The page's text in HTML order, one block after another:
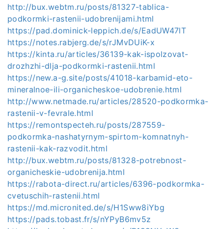
http://bux.webtm.ru/posts/81327-tablica-
podkormki-rastenii-udobrenijami.html
https://pad.dominick-leppich.de/s/EadUW47lT
https://notes.rabjerg.de/s/rJMvDUiK-x
https://kinta.ru/articles/36139-kak-ispolzovat-
drozhzhi-dlja-podkormki-rastenii.html
https://new.a-g.site/posts/41018-karbamid-eto-
mineralnoe-ili-organicheskoe-udobrenie.html
http://www.netmade.ru/articles/28520-podkormka-
rastenii-v-fevrale.html
https://remontspecteh.ru/posts/287559-
podkormka-nashatyrnym-spirtom-komnatnyh-
rastenii-kak-razvodit.html
http://bux.webtm.ru/posts/81328-potrebnost-
organicheskie-udobrenija.html
https://rabota-direct.ru/articles/6396-podkormka-
cvetuschih-rastenii.html
https://md.micronited.de/s/H1Sww8iYbg
https://pads.tobast.fr/s/nYPyB6mv5z